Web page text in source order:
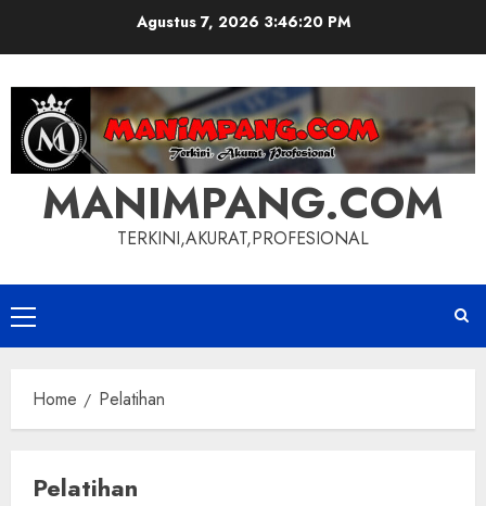
Agustus 7, 2026 3:46:21 PM
MANIMPANG.COM
TERKINI,AKURAT,PROFESIONAL
Primary
Menu
Home Pelatihan
Pelatihan